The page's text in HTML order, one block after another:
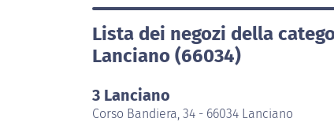
Lista dei negozi della
Lanciano (66034)
3 Lanciano
Corso Bandiera, 34 - 66034 Lanciano